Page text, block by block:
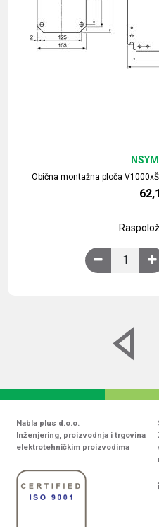
Obična montažna ploča
Obična
Nabla plus d.o.o.
Inženjering, proizvodnja i trgovina
elektrotehničkim proizvodima